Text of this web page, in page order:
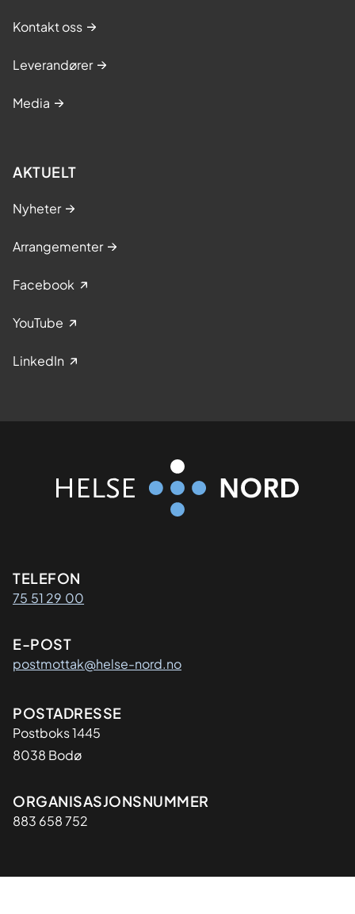
Kontakt oss
Leverandører
Media
AKTUELT
Nyheter
Arrangementer
Facebook
YouTube
LinkedIn
Kontaktinformasjon
TELEFON
75 51 29 00
E-POST
postmottak@helse-nord.no
Adresse
POSTADRESSE
Postboks 1445
8038 Bodø
Organisasjon
ORGANISASJONSNUMMER
883 658 752